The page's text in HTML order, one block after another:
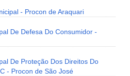
- Procon de Araquari
De Defesa Do Consumidor -
De Proteção Dos Direitos Do
- Procon de São José